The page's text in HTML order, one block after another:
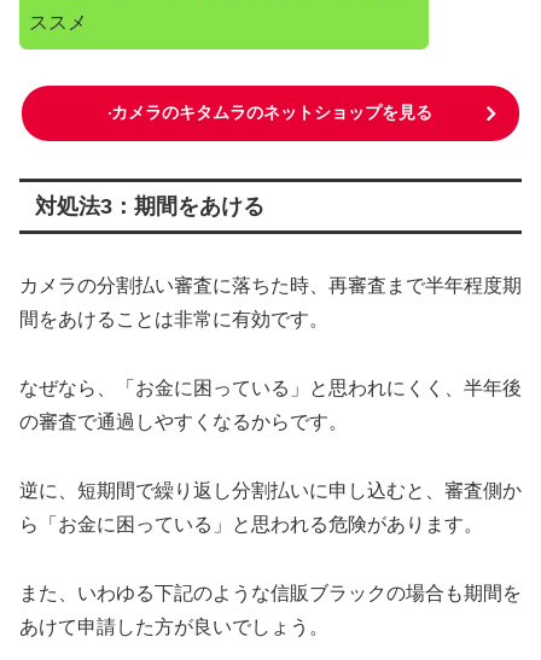
ススメ
カメラのキタムラのネットショップを見る
対処法3：期間をあける
カメラの分割払い審査に落ちた時、再審査まで半年程度期
間をあけることは非常に有効です。
なぜなら、「お金に困っている」と思われにくく、半年後
の審査で通過しやすくなるからです。
逆に、短期間で繰り返し分割払いに申し込むと、審査側か
ら「お金に困っている」と思われる危険があります。
また、いわゆる下記のような信販ブラックの場合も期間を
あけて申請した方が良いでしょう。